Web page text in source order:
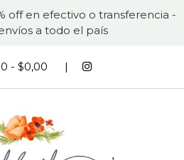
off en efectivo o transferencia -
a todo el país
0 - $0,00